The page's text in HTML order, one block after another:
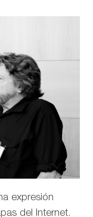
expresión
del Internet.